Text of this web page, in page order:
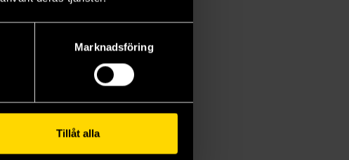
Marknadsföring
Tillåt alla
Text)